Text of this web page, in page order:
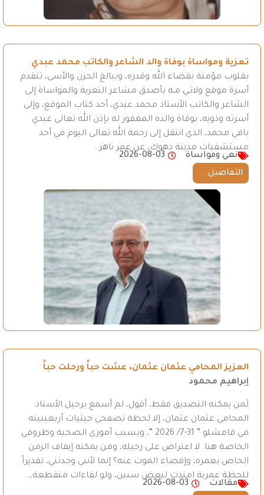
تعزية ومواساة بوفاة والد الشاعر والكاتب محمد عبدي
بقلوب مؤمنة بقضاء الله وقدره، وببالغ الحزن والأسى، تتقدم
أسرة موقع ولاتـي مـه بأصدق مشاعر التعزية والمواساة إلى
الشاعر والكاتب الأستاذ محمد عبدي، أحد كتاب الموقع، وإلى
أسرته وذويه، بوفاة والده المغفور له بإذن الله تعالى عبدي
بافي محمد، الذي انتقل إلى رحمة الله تعالى اليوم في أحد
مستشفيات مدينة دهوك، عن عمر ناهز…
نعي ومواساة
2026-08-03
التفاصيل ...
العزيز المحامي عثمان عثمان، عشت حباً ورحلت حباً
إبراهيم محمود
لَمن يمكنه التصديق فقط، أقول، لم أسمع برحيل الأستاذ
المحامي عثمان عثمان، إلا لحظة تصفحي حيثيات أربعينيته
في قامشلو ” 31-7/ 2026 “، وبسبب أموري الصحية وظروفي
الخاصة هنا. لا اعتراض على رحيله، ومن يمكنه إيقاف الزمن
الخاص بعمره، وإقصاء الموت عنه؟ إنما لأنني وجدتني، تقديراً
للحظة عمرية امتدت لبعض سنين، ولو لقاءات متقطعة،…
مقالات
2026-08-03